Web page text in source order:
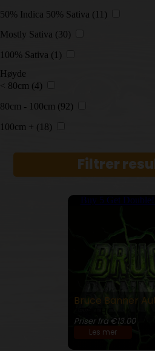
50% Indica 50% Sativa (11)
Mostly Sativa (30)
100% Sativa (1)
Høyde
< 80cm (4)
80cm - 100cm (92)
100cm + (18)
Filtrer
Buy 5 Get Double!
Bruce Banner
Priser fra €13.00
Les mer